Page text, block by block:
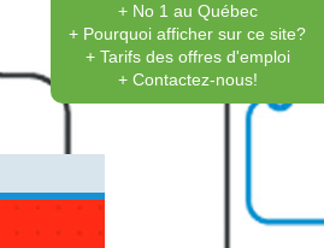
+ No 1 au Québec
+ Pourquoi afficher sur ce site?
+ Tarifs des offres d'emploi
+ Contactez-nous!